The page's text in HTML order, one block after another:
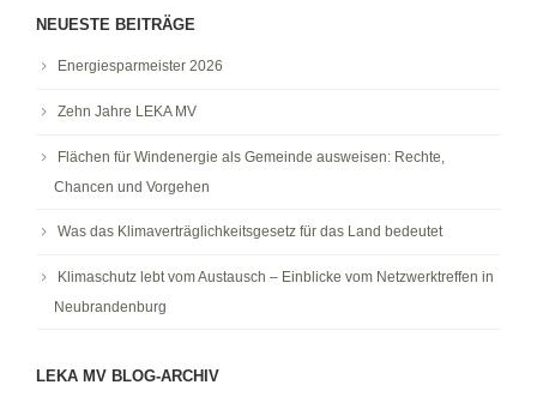
NEUESTE BEITRÄGE
Energiesparmeister 2026
Zehn Jahre LEKA MV
Flächen für Windenergie als Gemeinde ausweisen: Rechte,
Chancen und Vorgehen
Was das Klimaverträglichkeitsgesetz für das Land bedeutet
Klimaschutz lebt vom Austausch – Einblicke vom Netzwerktreffen in
Neubrandenburg
LEKA MV BLOG-ARCHIV